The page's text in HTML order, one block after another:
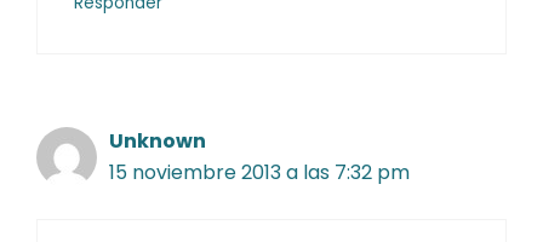
Unknown
15 noviembre 2013 a las 7:32 pm